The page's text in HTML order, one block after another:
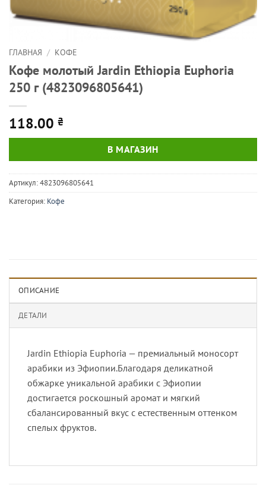
ГЛАВНАЯ / КОФЕ
Кофе молотый Jardin Ethiopia Euphoria
250 г (4823096805641)
118.00 ₴
В МАГАЗИН
Артикул:4823096805641
Категория: Кофе
ОПИСАНИЕ
ДЕТАЛИ
Jardin Ethiopia Euphoria — премиальный моносорт
арабики из Эфиопии.Благодаря деликатной
обжарке уникальной арабики с Эфиопии
достигается роскошный аромат и мягкий
сбалансированный вкус с естественным оттенком
спелых фруктов.